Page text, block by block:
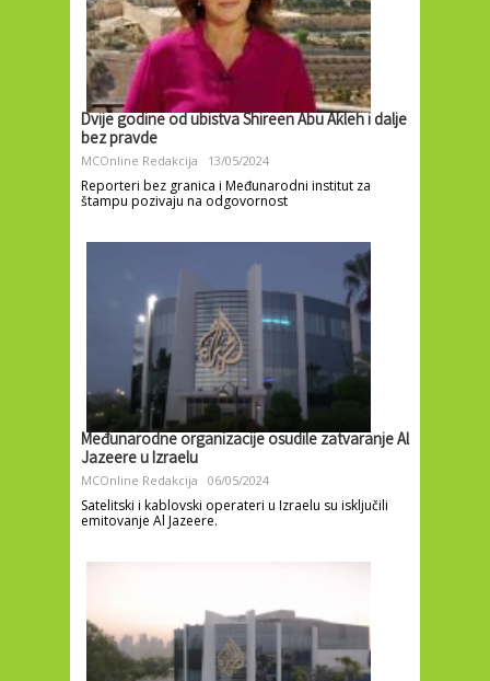
Dvije godine od ubistva Shireen Abu Akleh i dalje
bez pravde
MCOnline Redakcija 13/05/2024
Reporteri bez granica i Međunarodni institut za
štampu pozivaju na odgovornost
Međunarodne organizacije osudile zatvaranje Al
Jazeere u Izraelu
MCOnline Redakcija 06/05/2024
Satelitski i kablovski operateri u Izraelu su isključili
emitovanje Al Jazeere.